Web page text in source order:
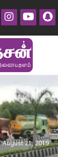
August 21, 2019